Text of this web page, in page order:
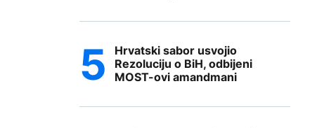
Hrvatski sabor usvojio
Rezoluciju o BiH, odbijeni
MOST-ovi amandmani